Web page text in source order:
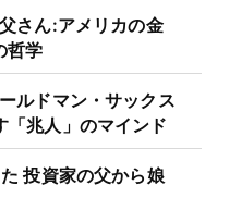
さん:アメリカの金
哲学
ルドマン・サックス
「兆人」のマインド
投資家の父から娘